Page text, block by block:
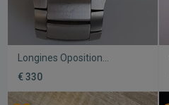
Longines Oposition
γυναικείο ρολόι χειρός
μεταχειρισμένο, Swiss
€ 330